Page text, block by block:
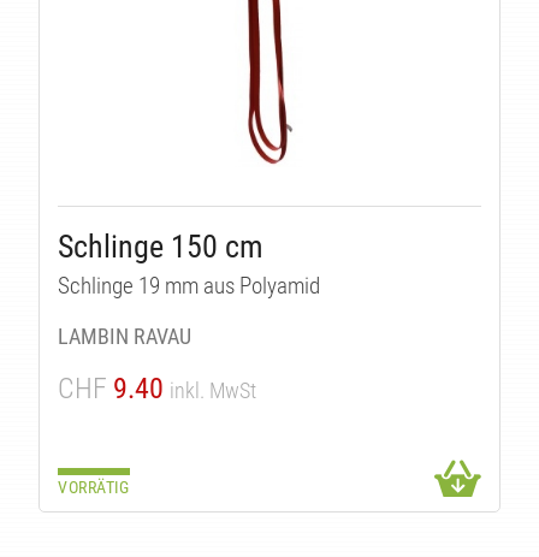
Schlinge 150 cm
Schlinge 19 mm aus Polyamid
LAMBIN RAVAU
CHF 9.40 inkl. MwSt
VORRÄTIG